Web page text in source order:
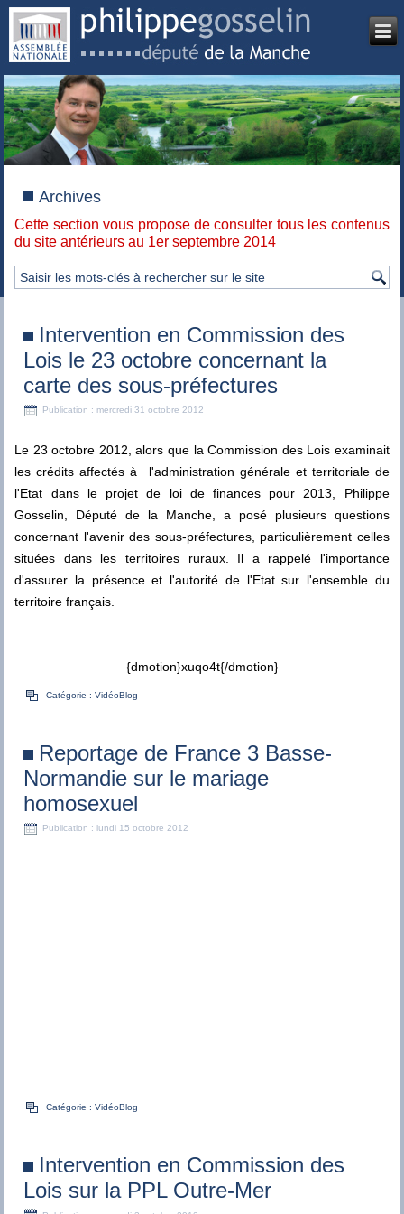
Archives
Cette section vous propose de consulter tous les contenus
du site antérieurs au 1er septembre 2014
Intervention en Commission des
Lois le 23 octobre concernant la
carte des sous-préfectures
Publication : mercredi 31 octobre 2012
Le 23 octobre 2012, alors que la Commission des Lois examinait
les crédits affectés à l'administration générale et territoriale de
l'Etat dans le projet de loi de finances pour 2013, Philippe
Gosselin, Député de la Manche, a posé plusieurs questions
concernant l'avenir des sous-préfectures, particulièrement celles
situées dans les territoires ruraux. Il a rappelé l'importance
d'assurer la présence et l'autorité de l'Etat sur l'ensemble du
territoire français.
{dmotion}xuqo4t{/dmotion}
Catégorie :VidéoBlog
Reportage de France 3 Basse-
Normandie sur le mariage
homosexuel
Publication : lundi 15 octobre 2012
Catégorie :VidéoBlog
Intervention en Commission des
Lois sur la PPL Outre-Mer